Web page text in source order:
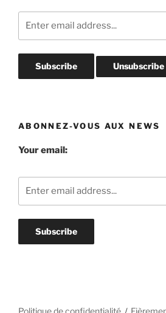
ABONNEZ-VOUS AUX NEWS
Your email:
Politique de confidentialité